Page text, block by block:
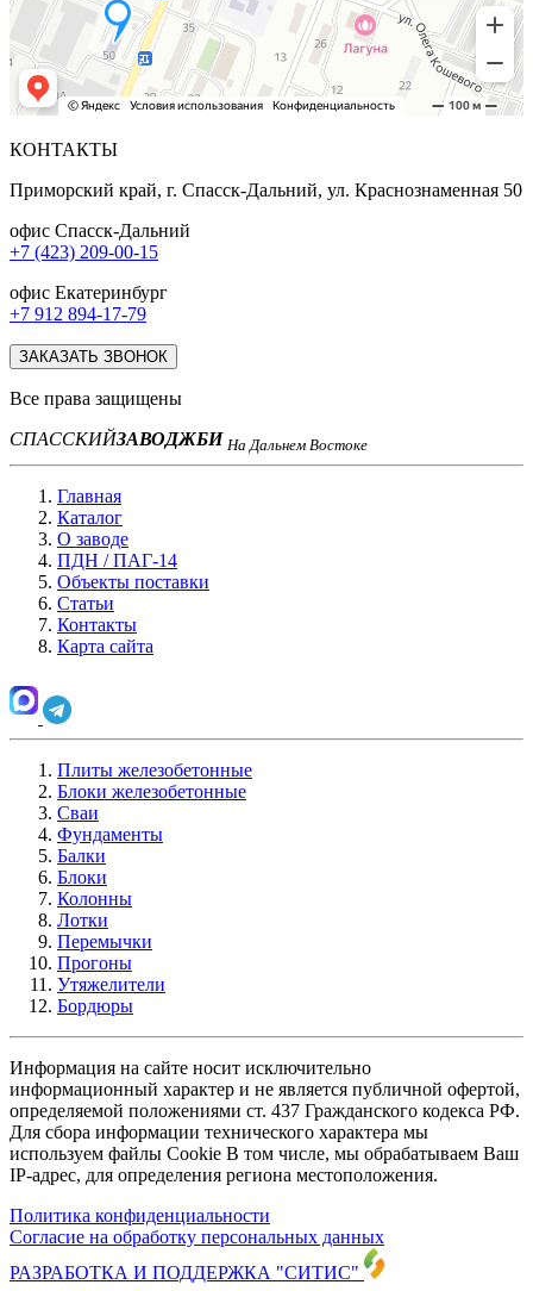
КОНТАКТЫ
Приморский край, г. Спасск-Дальний, ул. Краснознаменная 50
офис Спасск-Дальний
+7 (423) 209-00-15
офис Екатеринбург
+7 912 894-17-79
ЗАКАЗАТЬ ЗВОНОК
Все права защищены
СПАССКИЙЗАВОДЖБИ На Дальнем Востоке
Главная
Каталог
О заводе
ПДН / ПАГ-14
Объекты поставки
Статьи
Контакты
Карта сайта
Плиты железобетонные
Блоки железобетонные
Сваи
Фундаменты
Балки
Блоки
Колонны
Лотки
Перемычки
Прогоны
Утяжелители
Бордюры
Информация на сайте носит исключительно
информационный характер и не является публичной офертой,
определяемой положениями ст. 437 Гражданского кодекса РФ.
Для сбора информации технического характера мы
используем файлы Cookie В том числе, мы обрабатываем Ваш
IP-адрес, для определения региона местоположения.
Политика конфиденциальности
Согласие на обработку персональных данных
РАЗРАБОТКА И ПОДДЕРЖКА "СИТИС"